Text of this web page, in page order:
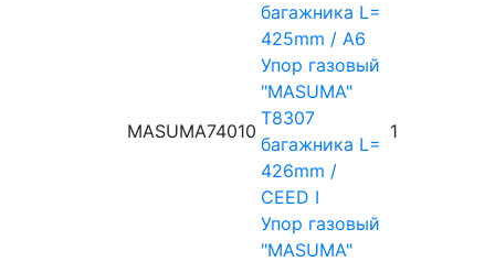
багажника L=
425mm / A6
MASUMA74010
Упор газовый
"MASUMA"
T8307
багажника L=
426mm /
CEED I
1
Упор газовый
"MASUMA"